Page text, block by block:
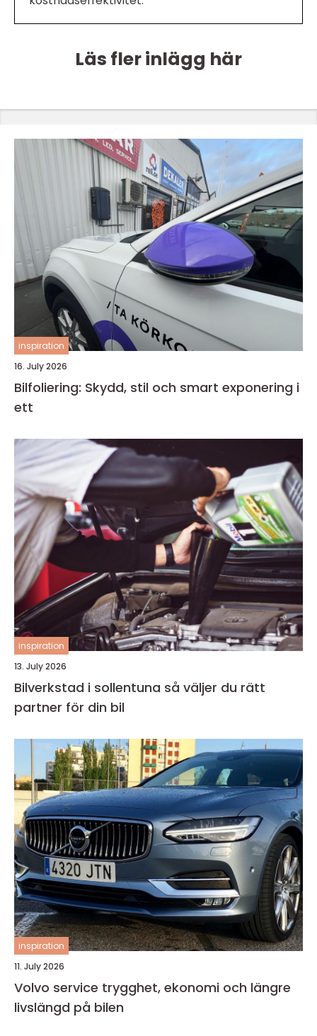
Läs fler inlägg här
inspiration
16. July 2026
Bilfoliering: Skydd, stil och smart exponering i
ett
inspiration
13. July 2026
Bilverkstad i sollentuna så väljer du rätt
partner för din bil
inspiration
11. July 2026
Volvo service trygghet, ekonomi och längre
livslängd på bilen